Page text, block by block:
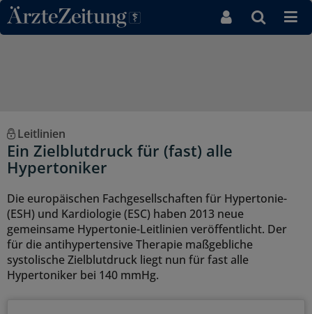
Direkt zum Inhaltsbereich
Leitlinien
Ein Zielblutdruck für (fast) alle
Hypertoniker
Die europäischen Fachgesellschaften für Hypertonie-
(ESH) und Kardiologie (ESC) haben 2013 neue
gemeinsame Hypertonie-Leitlinien veröffentlicht. Der
für die antihypertensive Therapie maßgebliche
systolische Zielblutdruck liegt nun für fast alle
Hypertoniker bei 140 mmHg.